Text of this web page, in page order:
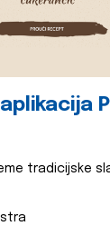
tradicijske